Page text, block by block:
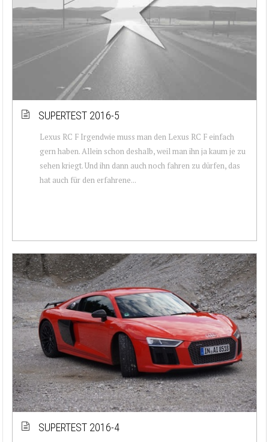
SUPERTEST 2016-5
Lexus RC F Irgendwie muss man den Lexus RC F einfach
gern haben. Allein schon deshalb, weil man ihn ja kaum je zu
sehen kriegt. Und ihn dann auch noch fahren zu dürfen, das
hat auch für den erfahrene...
SUPERTEST 2016-4